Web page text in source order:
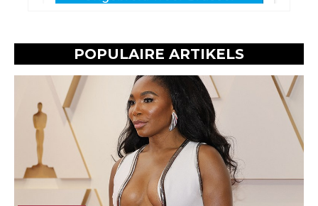
POPULAIRE ARTIKELS